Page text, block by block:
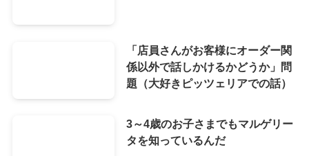
「店員さんがお客様にオーダー関
係以外で話しかけるかどうか」問
題（大好きピッツェリアでの話）
3～4歳のお子さまでもマルゲリー
タを知っているんだ